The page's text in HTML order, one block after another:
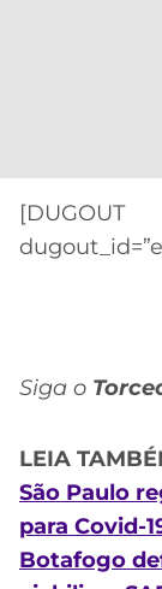
[DUGOUT
Siga o
LEIA
São Paulo
para Covid-
Botafogo